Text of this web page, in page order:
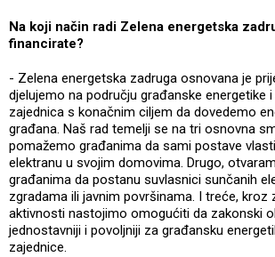
Na koji način radi Zelena energetska
financirate?
- Zelena energetska zadruga osnovana je
djelujemo na području građanske energetike
zajednica s konačnim ciljem da dovedemo
građana. Naš rad temelji se na tri osnovna
pomažemo građanima da sami postave
elektranu u svojim domovima. Drugo,
građanima da postanu suvlasnici sunčanih
zgradama ili javnim površinama. I treće, kroz
aktivnosti nastojimo omogućiti da zakonski
jednostavniji i povoljniji za građansku
zajednice.